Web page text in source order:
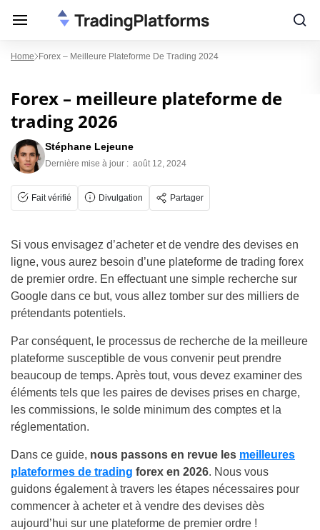
Home Forex – Meilleure Plateforme De Trading 2024
Forex – meilleure plateforme de
trading 2026
Stéphane Lejeune
Dernière mise à jour : août 12, 2024
Fait vérifié Divulgation Partager
Si vous envisagez d’acheter et de vendre des devises en
ligne, vous aurez besoin d’une plateforme de trading forex
de premier ordre. En effectuant une simple recherche sur
Google dans ce but, vous allez tomber sur des milliers de
prétendants potentiels.
Par conséquent, le processus de recherche de la meilleure
plateforme susceptible de vous convenir peut prendre
beaucoup de temps. Après tout, vous devez examiner des
éléments tels que les paires de devises prises en charge,
les commissions, le solde minimum des comptes et la
réglementation.
Dans ce guide, nous passons en revue les meilleures
plateformes de trading forex en 2026. Nous vous
guidons également à travers les étapes nécessaires pour
commencer à acheter et à vendre des devises dès
aujourd’hui sur une plateforme de premier ordre !